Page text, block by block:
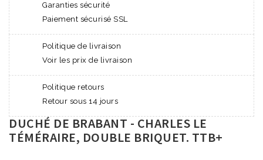
Garanties sécurité
Paiement sécurisé SSL
Politique de livraison
Voir les prix de livraison
Politique retours
Retour sous 14 jours
DUCHÉ DE BRABANT - CHARLES LE
TÉMÉRAIRE, DOUBLE BRIQUET. TTB+